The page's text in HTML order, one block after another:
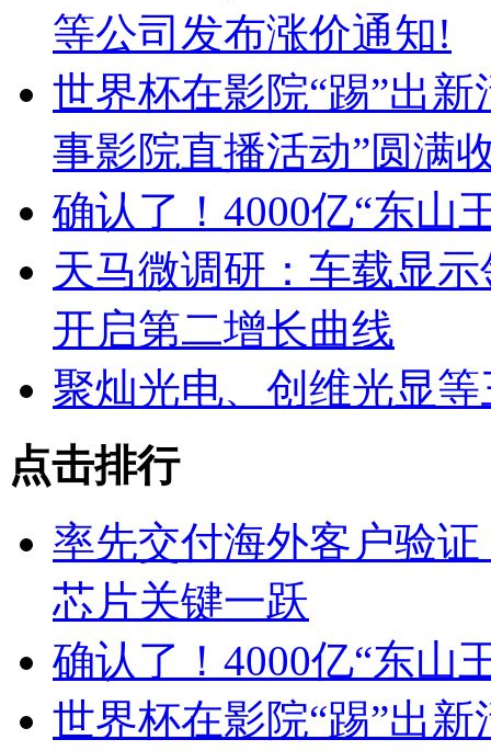
等公司发布涨价通知!
世界杯在影院“踢”出
事影院直播活动”圆满
确认了！4000亿“东山
天马微调研：车载显
开启第二增长曲线
聚灿光电、创维光显
点击排行
率先交付海外客户验
芯片关键一跃
确认了！4000亿“东山
世界杯在影院“踢”出